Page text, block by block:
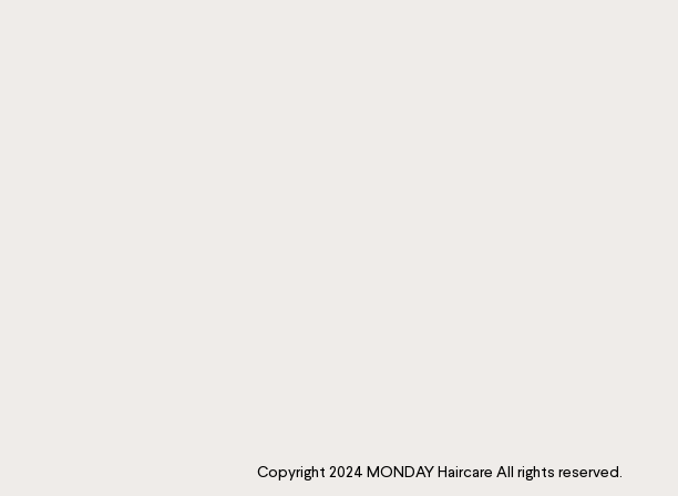
Copyright 2024 MONDAY Haircare All rights reserved.